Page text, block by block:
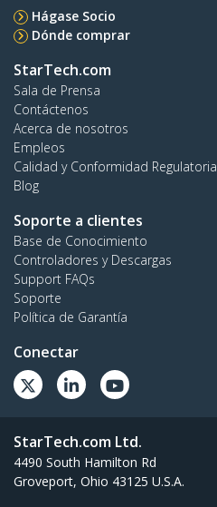
Hágase Socio
Dónde comprar
StarTech.com
Sala de Prensa
Contáctenos
Acerca de nosotros
Empleos
Calidad y Conformidad Regulatoria
Blog
Soporte a clientes
Base de Conocimiento
Controladores y Descargas
Support FAQs
Soporte
Política de Garantía
Conectar
StarTech.com Ltd.
4490 South Hamilton Rd
Groveport, Ohio 43125 U.S.A.